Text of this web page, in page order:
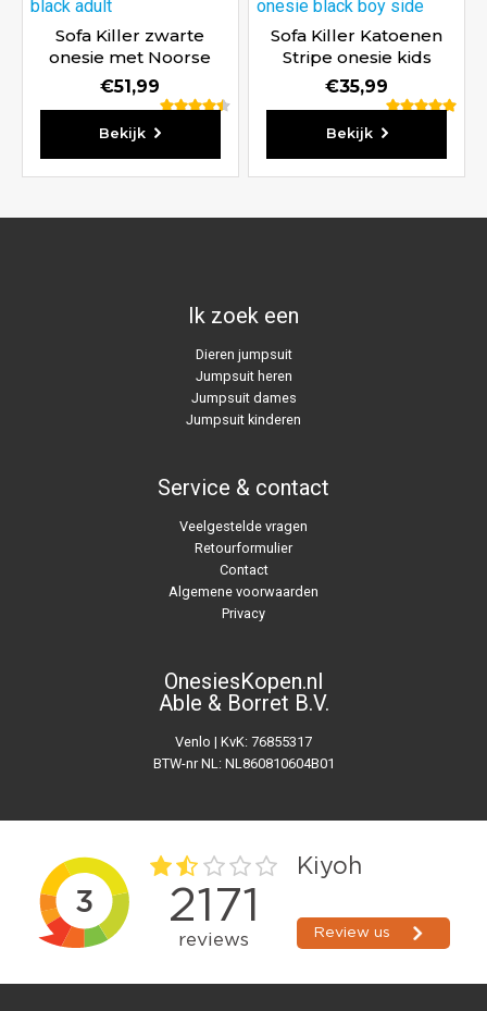
Sofa Killer zwarte
onesie met Noorse
print
€51,99
Bekijk
Sofa Killer Katoenen
Stripe onesie kids
€35,99
Bekijk
Ik zoek een
Dieren jumpsuit
Jumpsuit heren
Jumpsuit dames
Jumpsuit kinderen
Service & contact
Veelgestelde vragen
Retourformulier
Contact
Algemene voorwaarden
Privacy
OnesiesKopen.nl
Able & Borret B.V.
Venlo | KvK: 76855317
BTW-nr NL: NL860810604B01